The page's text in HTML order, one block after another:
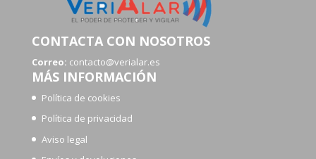
CONTACTA CON NOSOTROS
Correo: contacto@verialar.es
MÁS INFORMACIÓN
Política de cookies
Política de privacidad
Aviso legal